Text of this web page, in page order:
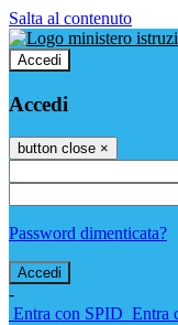
Salta al contenuto
Accedi
Accedi
button close ×
Password dimenticata?
-
Entra con SPID Entra